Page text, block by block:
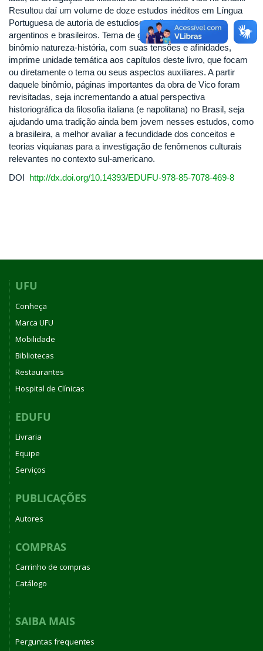
Resultou daí um volume de doze estudos inéditos em Língua
Portuguesa de autoria de estudiosos italianos, franceses,
argentinos e brasileiros. Tema de grande fortuna crítica, o
binômio natureza-história, com suas tensões e afinidades,
imprime unidade temática aos capítulos deste livro, que focam
ou diretamente o tema ou seus aspectos auxiliares. A partir
daquele binômio, páginas importantes da obra de Vico foram
revisitadas, seja incrementando a atual perspectiva
historiográfica da filosofia italiana (e napolitana) no Brasil, seja
ajudando uma tradição ainda bem jovem nesses estudos, como
a brasileira, a melhor avaliar a fecundidade dos conceitos e
teorias viquianas para a investigação de fenômenos culturais
relevantes no contexto sul-americano.
DOI http://dx.doi.org/10.14393/EDUFU-978-85-7078-469-8
UFU
Conheça
Marca UFU
Mobilidade
Bibliotecas
Restaurantes
Hospital de Clínicas
EDUFU
Livraria
Equipe
Serviços
PUBLICAÇÕES
Autores
COMPRAS
Carrinho de compras
Catálogo
SAIBA MAIS
Perguntas frequentes